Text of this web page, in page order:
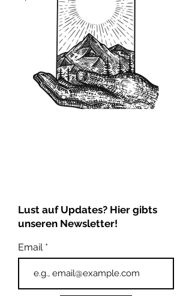
Lust auf Updates? Hier gibts
unseren Newsletter!
Email